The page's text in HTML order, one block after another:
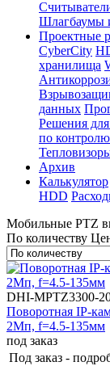
Шлагбаумы
Проектные
CyberCity
хранилища
данных
Решения
по
Архив
Калькулятор
HDD
Мобильные PTZ
По количеству
DHI-MPTZ3300-
Поворотная IP-
2Mп, f=4.5-135мм
под заказ
Под заказ -